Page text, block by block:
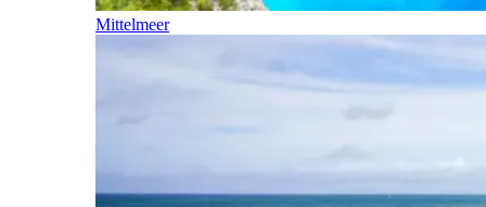
Mittelmeer